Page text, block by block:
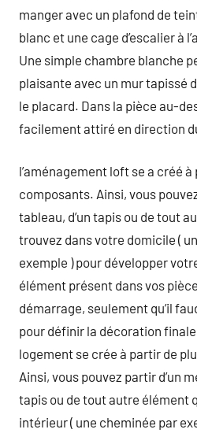
manger avec un plafond de
blanc et une cage d’escalier à
Une simple chambre blanche
plaisante avec un mur tapissé
le placard. Dans la pièce au-
facilement attiré en direction
l’aménagement loft se a créé
composants. Ainsi, vous
tableau, d’un tapis ou de tout
trouvez dans votre domicile (
exemple ) pour développer
élément présent dans vos
démarrage, seulement qu’il
pour définir la décoration
logement se crée à partir de
Ainsi, vous pouvez partir d’un
tapis ou de tout autre élément
intérieur ( une cheminée par